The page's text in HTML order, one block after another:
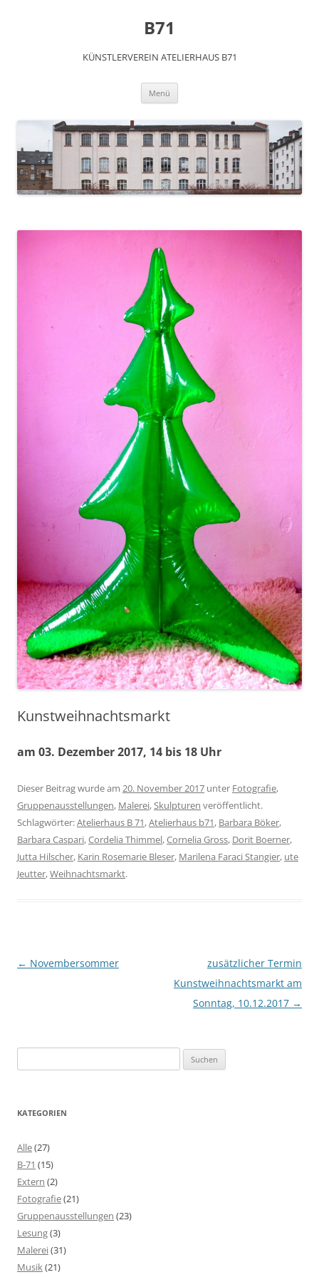
B71
KÜNSTLERVEREIN ATELIERHAUS B71
Menü
Kunstweihnachtsmarkt
am 03. Dezember 2017, 14 bis 18 Uhr
Dieser Beitrag wurde am 20. November 2017 unter Fotografie,
Gruppenausstellungen, Malerei,Skulpturen veröffentlicht.
Schlagwörter:Atelierhaus B 71,Atelierhaus b71, Barbara Böker,
Barbara Caspari,Cordelia Thimmel,Cornelia Gross, Dorit Boerner,
Jutta Hilscher, Karin Rosemarie Bleser, Marilena Faraci Stangier, ute
Jeutter,Weihnachtsmarkt.
Beitragsnavigation
← Novembersommer
zusätzlicher Termin
Kunstweihnachtsmarkt am
Sonntag, 10.12.2017 →
nach:
KATEGORIEN
Alle(27)
B-71 (15)
Extern (2)
Fotografie(21)
Gruppenausstellungen (23)
Lesung(3)
Malerei(31)
Musik(21)